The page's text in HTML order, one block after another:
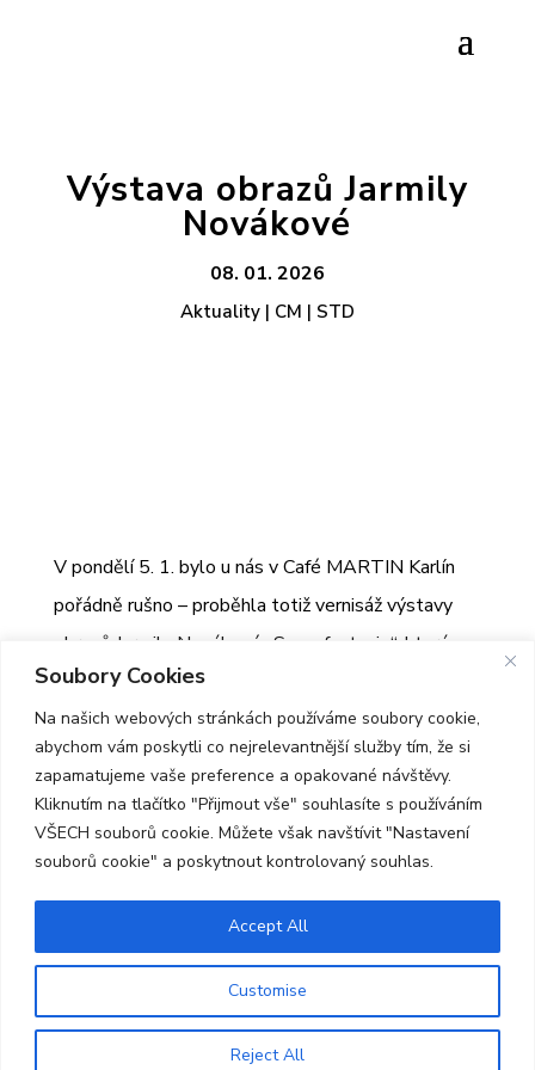
Soubory Cookies
Na našich webových stránkách používáme soubory cookie,
abychom vám poskytli co nejrelevantnější služby tím, že si
zapamatujeme vaše preference a opakované návštěvy.
Kliknutím na tlačítko "Přijmout vše" souhlasíte s používáním
VŠECH souborů cookie. Můžete však navštívit "Nastavení
souborů cookie" a poskytnout kontrolovaný souhlas.
Customise
Reject All
Accept All
Výstava obrazů Jarmily
Novákové
08. 01. 2026
Aktuality | CM | STD
V pondělí 5. 1. bylo u nás v Café MARTIN Karlín
pořádně rušno – proběhla totiž vernisáž výstavy
obrazů Jarmily Novákové „Sny a fantazie“, která
bude po celý leden zpříjemňovat atmosféru naší
kavárny.
© 2026 Centrum MARTIN |Prohlášení o
přístupnosti|GDPR